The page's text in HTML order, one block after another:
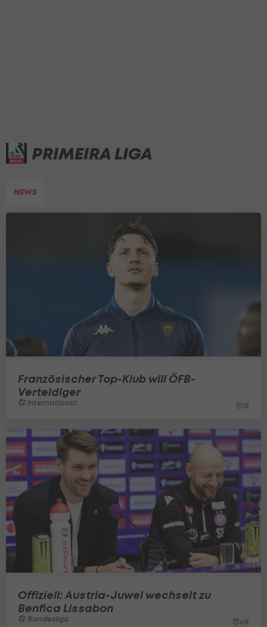
PRIMEIRA LIGA
NEWS
Französischer Top-Klub will ÖFB-
Verteidiger
International 15
Offiziell: Austria-Juwel wechselt zu
Benfica Lissabon
Bundesliga 69